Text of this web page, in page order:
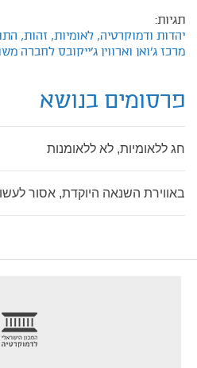
תגיות:
יהדות ודמוקרטיה, לאומיות, זהות,
מרכז ג'ואן וארווין ג'ייקובס לחברה
פרסומים בנושא
חג ללאומיות, לא ללאומנות
באווירת השנאה היוקדת, אסור